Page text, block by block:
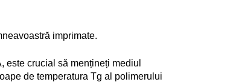
imprimate.
este crucial să mențineți mediul
de temperatura Tg al polimerului